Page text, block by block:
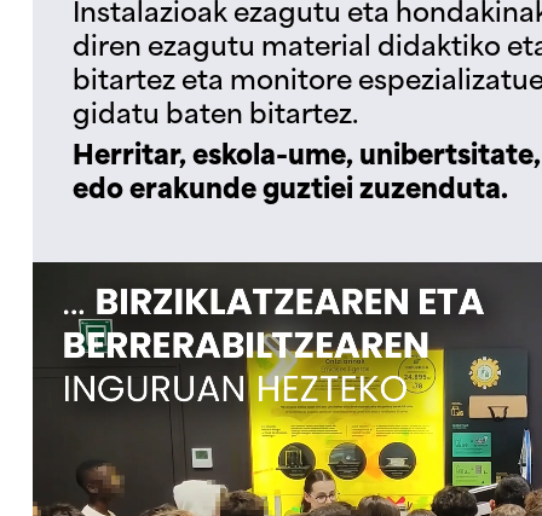
Instalazioak ezagutu eta
diren ezagutu material didaktiko
bitartez eta monitore
gidatu baten bitartez.
Herritar, eskola-ume,
edo erakunde guztiei zuzenduta.